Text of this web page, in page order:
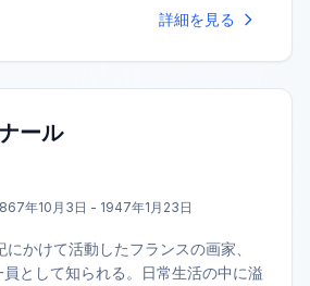
詳細を見る
ール
年10月3日 - 1947年1月23日
かけて活動したフランスの画家、
として知られる。日常生活の中に溢